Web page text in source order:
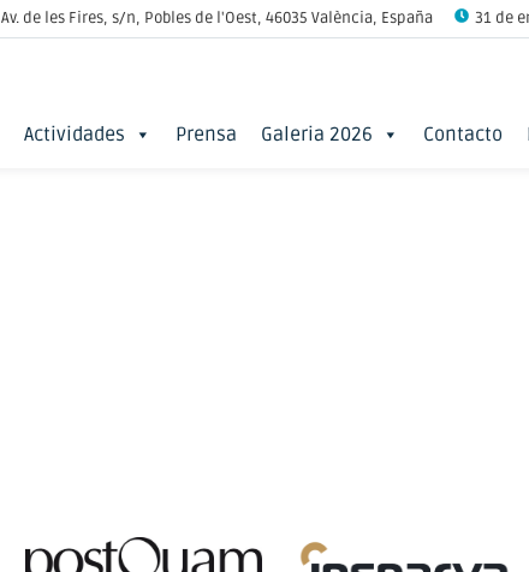
Av. de les Fires, s/n, Pobles de l'Oest, 46035 València, España 31 de
Actividades Prensa Galeria 2026 Contacto